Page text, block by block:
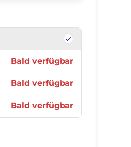
Bald verfügbar
Bald verfügbar
Bald verfügbar